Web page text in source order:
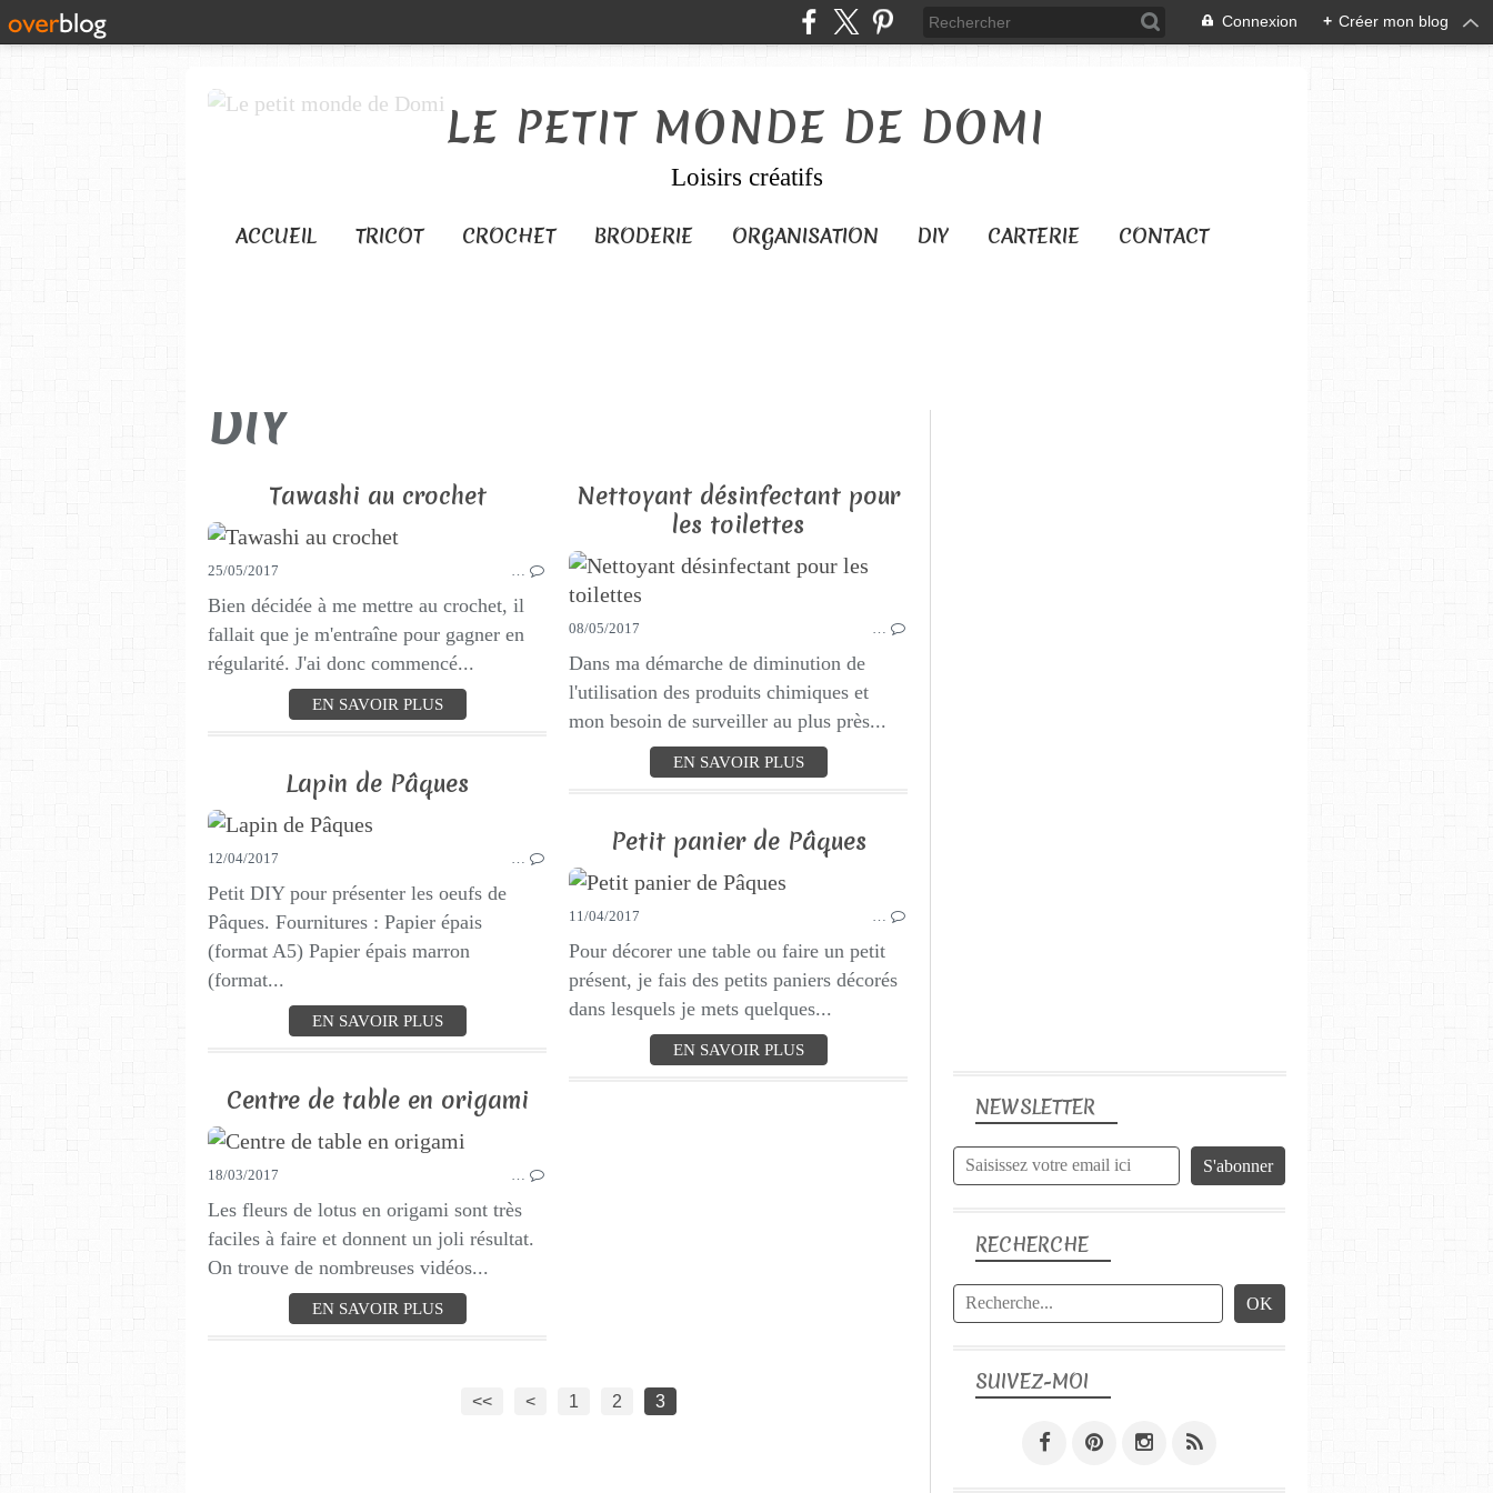
Connexion + Créer mon blog
LE PETIT MONDE DE DOMI
Loisirs créatifs
ACCUEIL TRICOT CROCHET BRODERIE ORGANISATION DIY CARTERIE CONTACT
DIY
Tawashi au crochet
DIY
25/05/2017
Bien décidée à me mettre au crochet, il
fallait que je m'entraîne pour gagner en
régularité. J'ai donc commencé...
EN SAVOIR PLUS
Nettoyant désinfectant pour
les toilettes
08/05/2017
Dans ma démarche de diminution de
l'utilisation des produits chimiques et
mon besoin de surveiller au plus près...
EN SAVOIR PLUS
Lapin de Pâques
DIY
BRICOLAGE
12/04/2017
Petit DIY pour présenter les oeufs de
Pâques. Fournitures : Papier épais
(format A5) Papier épais marron
(format...
EN SAVOIR PLUS
Petit panier de Pâques
11/04/2017
Pour décorer une table ou faire un petit
présent, je fais des petits paniers décorés
dans lesquels je mets quelques...
EN SAVOIR PLUS
Centre de table en origami
18/03/2017
Les fleurs de lotus en origami sont très
faciles à faire et donnent un joli résultat.
On trouve de nombreuses vidéos...
EN SAVOIR PLUS
<< < 1 2 3
NEWSLETTER
SUIVEZ-MOI
RECHERCHE